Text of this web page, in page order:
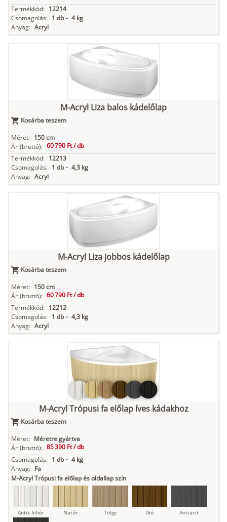
Termékkód: 12214
Csomagolás: 1 db - 4 kg
Anyag: Acryl
M-Acryl Liza balos kádelőlap
Kosárba teszem
Méret: 150 cm
Ár (bruttó): 60 790 Ft /db
Termékkód: 12213
Csomagolás: 1 db - 4,3 kg
Anyag: Acryl
M-Acryl Liza jobbos kádelőlap
Kosárba teszem
Méret: 150 cm
Ár (bruttó): 60 790 Ft /db
Termékkód: 12212
Csomagolás: 1 db - 4,3 kg
Anyag: Acryl
M-Acryl Trópusi fa előlap íves kádakhoz
Kosárba teszem
Méret: Méretre gyártva
Ár (bruttó): 85 390 Ft /db
Csomagolás: 1 db - 4 kg
Anyag: Fa
M-Acryl Trópusi fa előlap és oldallap szín
Antik fehér Natúr Tölgy Dió Antracit